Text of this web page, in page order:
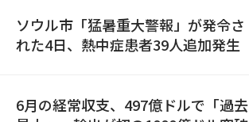
ソウル市「猛暑重大警報」が発令さ
れた4日、熱中症患者39人追加発生
6月の経常収支、497億ドルで「過去